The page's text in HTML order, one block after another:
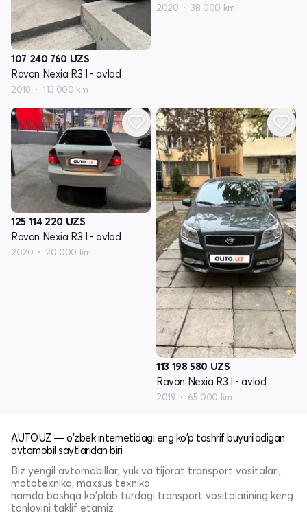
107 240 760 UZS
Ravon Nexia R3 I - avlod
2018 113 000 km
2020 38 000 km
125 114 220 UZS
Ravon Nexia R3 I - avlod
2020 20 000 km
113 198 580 UZS
Ravon Nexia R3 I - avlod
2019 65 000 km
AUTO.UZ — o'zbek internetidagi eng ko'p tashrif buyuriladigan
avtomobil saytlaridan biri
Biz yengil avtomobillar, yuk va tijorat transport vositalari,
mototexnika, maxsus texnika
hamda boshqa ko'plab turdagi transport vositalarining keng
tanlovini taklif etamiz